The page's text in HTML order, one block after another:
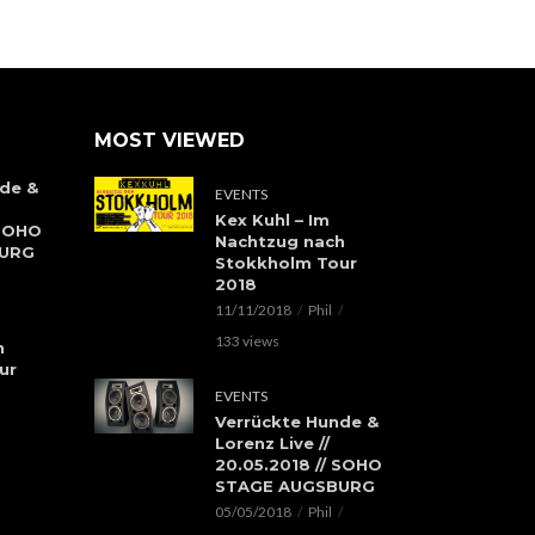
&
MOST VIEWED
EVENTS
Kex Kuhl – Im
Nachtzug nach
Stokkholm Tour
2018
11/11/2018
Phil
133 views
EVENTS
Verrückte Hunde &
Lorenz Live //
20.05.2018 // SOHO
STAGE AUGSBURG
05/05/2018
Phil